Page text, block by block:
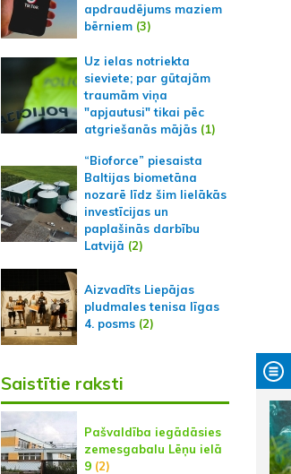
apdraudējums maziem
bērniem(3)
Uz ielas notriekta
sieviete; par gūtajām
traumām viņa
"apjautusi" tikai pēc
atgriešanās mājās(1)
“Bioforce” piesaista
Baltijas biometāna
nozarē līdz šim lielākās
investīcijas un
paplašinās darbību
Latvijā (2)
Aizvadīts Liepājas
pludmales tenisa līgas
4. posms(2)
Saistītie raksti
Pašvaldība iegādāsies
zemesgabalu Lēņu ielā
9(2)